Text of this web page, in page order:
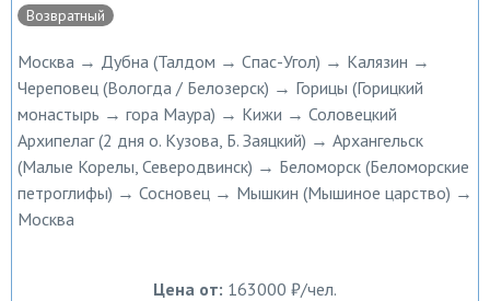
Возвратный
Москва → Дубна (Талдом → Спас-Угол) → Калязин →
Череповец (Вологда / Белозерск) → Горицы (Горицкий
монастырь → гора Маура) → Кижи → Соловецкий
Архипелаг (2 дня о. Кузова, Б. Заяцкий) → Архангельск
(Малые Корелы, Северодвинск) → Беломорск (Беломорские
петроглифы) → Сосновец → Мышкин (Мышиное царство) →
Москва
Цена от: 163000 ₽/чел.